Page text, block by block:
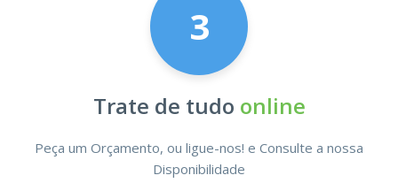
3
Trate de tudo online
Peça um Orçamento, ou ligue-nos! e Consulte a nossa
Disponibilidade